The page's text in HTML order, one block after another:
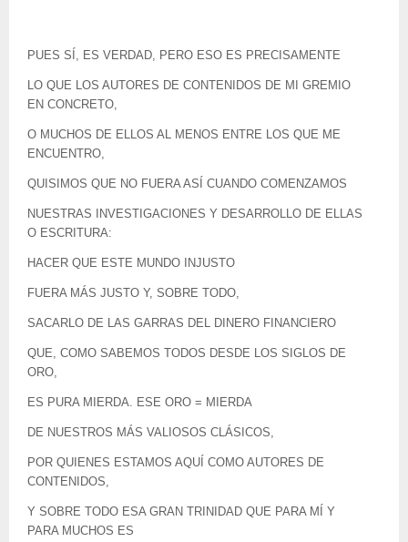
PUES SÍ, ES VERDAD, PERO ESO ES PRECISAMENTE
LO QUE LOS AUTORES DE CONTENIDOS DE MI GREMIO
EN CONCRETO,
O MUCHOS DE ELLOS AL MENOS ENTRE LOS QUE ME
ENCUENTRO,
QUISIMOS QUE NO FUERA ASÍ CUANDO COMENZAMOS
NUESTRAS INVESTIGACIONES Y DESARROLLO DE ELLAS
O ESCRITURA:
HACER QUE ESTE MUNDO INJUSTO
FUERA MÁS JUSTO Y, SOBRE TODO,
SACARLO DE LAS GARRAS DEL DINERO FINANCIERO
QUE, COMO SABEMOS TODOS DESDE LOS SIGLOS DE
ORO,
ES PURA MIERDA. ESE ORO = MIERDA
DE NUESTROS MÁS VALIOSOS CLÁSICOS,
POR QUIENES ESTAMOS AQUÍ COMO AUTORES DE
CONTENIDOS,
Y SOBRE TODO ESA GRAN TRINIDAD QUE PARA MÍ Y
PARA MUCHOS ES